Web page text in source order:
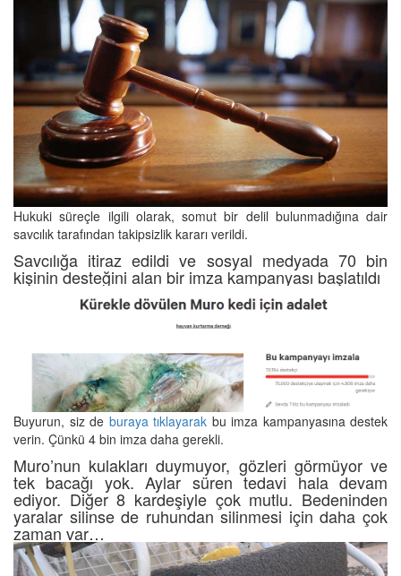
Hukuki süreçle ilgili olarak, somut bir delil bulunmadığına dair
savcılık tarafından takipsizlik kararı verildi.
Savcılığa itiraz edildi ve sosyal medyada 70 bin
kişinin desteğini alan bir imza kampanyası başlatıldı
Buyurun, siz de buraya tıklayarak bu imza kampanyasına destek
verin. Çünkü 4 bin imza daha gerekli.
Muro’nun kulakları duymuyor, gözleri görmüyor ve
tek bacağı yok. Aylar süren tedavi hala devam
ediyor. Diğer 8 kardeşiyle çok mutlu. Bedeninden
yaralar silinse de ruhundan silinmesi için daha çok
zaman var…